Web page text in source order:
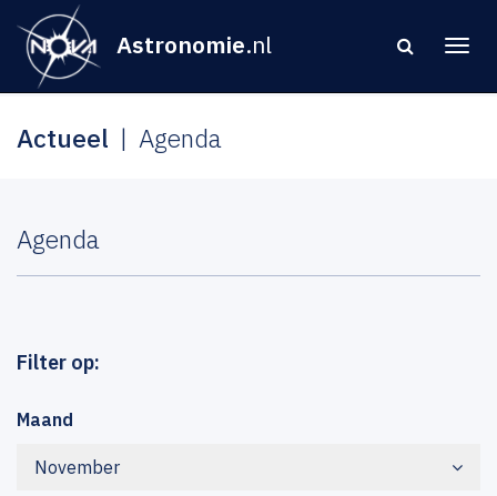
Astronomie.nl
Actueel Agenda
Agenda
Filter op:
Maand
November